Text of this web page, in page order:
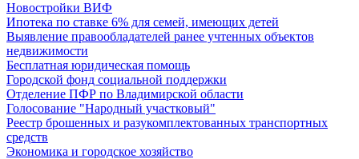
Новостройки ВИФ
Ипотека по ставке 6% для семей, имеющих детей
Выявление правообладателей ранее учтенных объектов
недвижимости
Бесплатная юридическая помощь
Городской фонд социальной поддержки
Отделение ПФР по Владимирской области
Голосование "Народный участковый"
Реестр брошенных и разукомплектованных транспортных
средств
Экономика и городское хозяйство